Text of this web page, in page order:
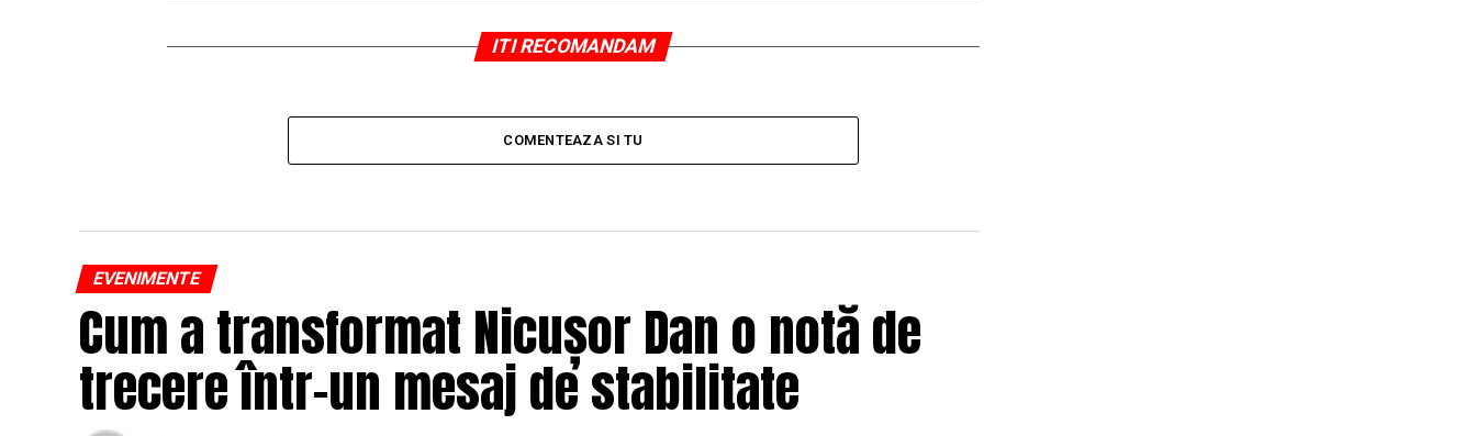
ITI RECOMANDAM
COMENTEAZA SI TU
EVENIMENTE
Cum a transformat Nicușor Dan o notă de
trecere într-un mesaj de stabilitate